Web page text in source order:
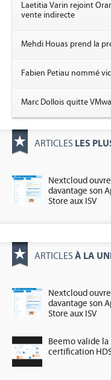
Laetitia Varin rejoint
vente indirecte
Mehdi Houas prend la
Fabien Petiau nommé
Marc Dollois quitte
ARTICLES LES
Nextcloud ouvre
davantage son
Store aux ISV
ARTICLES À LA
Nextcloud ouvre
davantage son
Store aux ISV
Beemo valide la
certification